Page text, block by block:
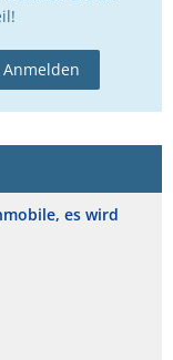
Anmelden
es wird